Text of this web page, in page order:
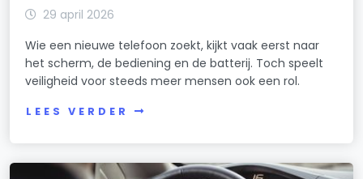
Schooldwarsstraat 26
Schooldwarsstraat 27
Schooldwarsstraat 28
Schooldwarsstraat 29
29 april 2026
Wie een nieuwe telefoon zoekt, kijkt vaak eerst naar
het scherm, de bediening en de batterij. Toch speelt
veiligheid voor steeds meer mensen ook een rol.
LEES VERDER